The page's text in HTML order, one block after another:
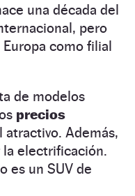
una década del
pero
como filial
de modelos
precios
atractivo. Además,
electrificación.
es un SUV de